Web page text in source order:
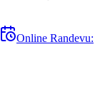
Online Randevu: